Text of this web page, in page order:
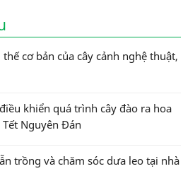
thế cơ bản của cây cảnh nghệ thuật,
khiển quá trình cây đào ra hoa
Nguyên Đán
trồng và chăm sóc dưa leo tại nhà